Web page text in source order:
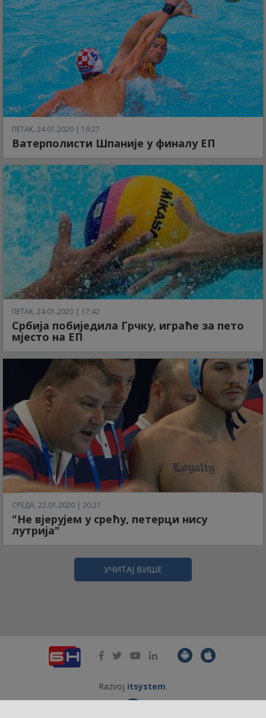
ПЕТАК, 24.01.2020 | 19:27
Ватерполисти Шпаније у финалу ЕП
ПЕТАК, 24.01.2020 | 17:42
Србија побиједила Грчку, играће за пето
мјесто на ЕП
СРЕДА, 22.01.2020 | 20:27
"Не вјерујем у срећу, петерци нису
лутрија"
УЧИТАЈ ВИШЕ
Razvoj itsystem.